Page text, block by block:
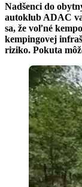
Nadšenci do
autoklub ADAC
sa, že voľné
kempingovej
riziko. Pokuta